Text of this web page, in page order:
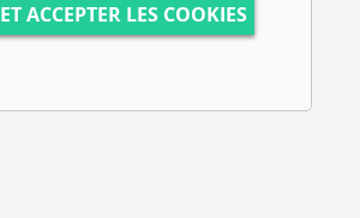
ACCEPTER LES COOKIES